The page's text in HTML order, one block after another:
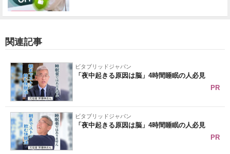
関連記事
ビタブリッドジャパン
「夜中起きる原因は脳」4時間睡眠の人必見
PR
ビタブリッドジャパン
「夜中起きる原因は脳」4時間睡眠の人必見
PR